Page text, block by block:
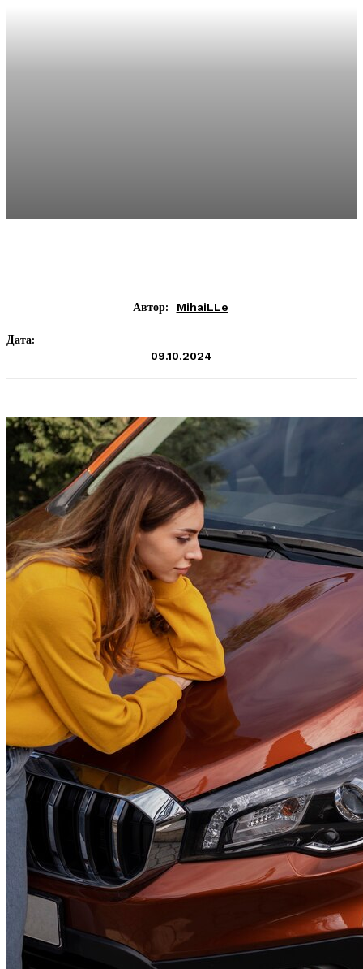
Автор: MihaiLLe
Дата:
09.10.2024